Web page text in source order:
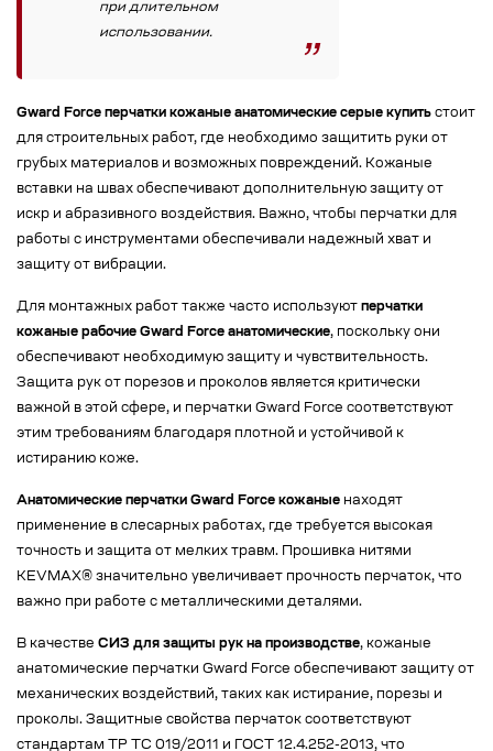
при длительном
использовании.
Gward Force перчатки кожаные анатомические серые купить стоит
для строительных работ, где необходимо защитить руки от
грубых материалов и возможных повреждений. Кожаные
вставки на швах обеспечивают дополнительную защиту от
искр и абразивного воздействия. Важно, чтобы перчатки для
работы с инструментами обеспечивали надежный хват и
защиту от вибрации.
Для монтажных работ также часто используют перчатки
кожаные рабочие Gward Force анатомические, поскольку они
обеспечивают необходимую защиту и чувствительность.
Защита рук от порезов и проколов является критически
важной в этой сфере, и перчатки Gward Force соответствуют
этим требованиям благодаря плотной и устойчивой к
истиранию коже.
Анатомические перчатки Gward Force кожаные находят
применение в слесарных работах, где требуется высокая
точность и защита от мелких травм. Прошивка нитями
KEVMAX® значительно увеличивает прочность перчаток, что
важно при работе с металлическими деталями.
В качестве СИЗ для защиты рук на производстве, кожаные
анатомические перчатки Gward Force обеспечивают защиту от
механических воздействий, таких как истирание, порезы и
проколы. Защитные свойства перчаток соответствуют
стандартам ТР ТС 019/2011 и ГОСТ 12.4.252-2013, что